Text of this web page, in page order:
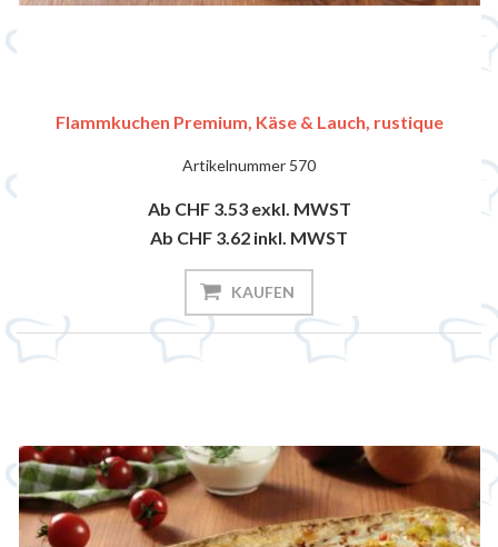
Flammkuchen Premium, Käse & Lauch, rustique
Artikelnummer 570
Ab CHF 3.53 exkl. MWST
Ab CHF 3.62 inkl. MWST
KAUFEN